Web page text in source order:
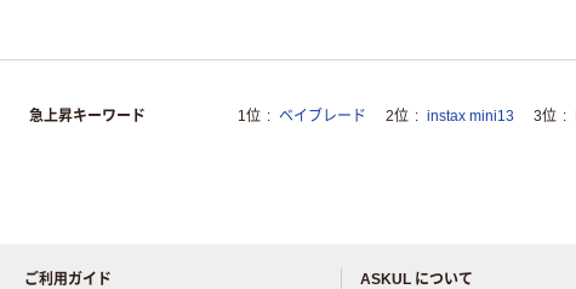
急上昇キーワード 1位 ベイブレード 2位 instax mini13 3位
ご利用ガイド
ASKUL について